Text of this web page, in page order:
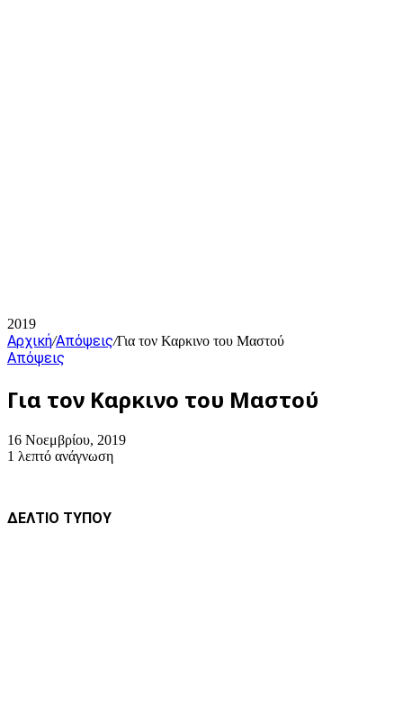
2019
Αρχική/Απόψεις/Για τον Καρκινο του Μαστού
Απόψεις
Για τον Καρκινο του Μαστού
16 Νοεμβρίου, 2019
1 λεπτό ανάγνωση
ΔΕΛΤΙΟ ΤΥΠΟΥ